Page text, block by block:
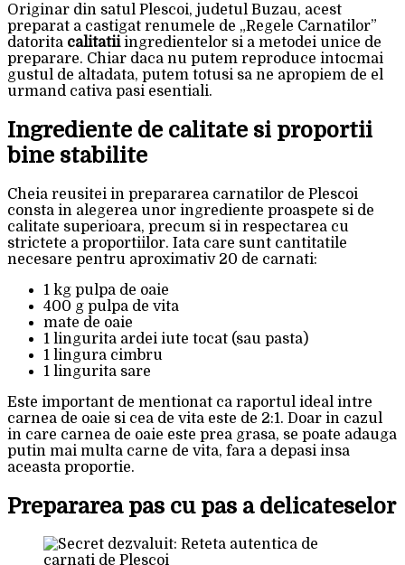
Originar din satul Plescoi, judetul Buzau, acest
preparat a castigat renumele de „Regele Carnatilor”
datorita calitatiiingredientelor si a metodei unice de
preparare. Chiar daca nu putem reproduce intocmai
gustul de altadata, putem totusi sa ne apropiem de el
urmand cativa pasi esentiali.
Ingrediente de calitate si proportii
bine stabilite
Cheia reusitei in prepararea carnatilor de Plescoi
consta in alegerea unor ingrediente proaspete si de
calitate superioara, precum si in respectarea cu
strictete a proportiilor. Iata care sunt cantitatile
necesare pentru aproximativ 20 de carnati:
1 kg pulpa de oaie
400 g pulpa de vita
mate de oaie
1 lingurita ardei iute tocat (sau pasta)
1 lingura cimbru
1 lingurita sare
Este important de mentionat ca raportul ideal intre
carnea de oaie si cea de vita este de 2:1. Doar in cazul
in care carnea de oaie este prea grasa, se poate adauga
putin mai multa carne de vita, fara a depasi insa
aceasta proportie.
Prepararea pas cu pas a delicateselor